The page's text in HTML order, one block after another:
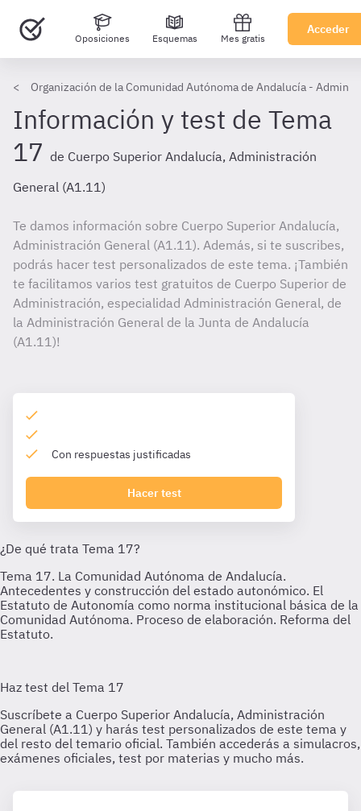
Oposiciones Esquemas Mes gratis
Acceder
Organización de la Comunidad Autónoma de Andalucía -
Información y test de Tema
17 de Cuerpo Superior Andalucía, Administración
General (A1.11)
Te damos información sobre Cuerpo Superior Andalucía,
Administración General (A1.11). Además, si te suscribes,
podrás hacer test personalizados de este tema. ¡También
te facilitamos varios test gratuitos de Cuerpo Superior de
Administración, especialidad Administración General, de
la Administración General de la Junta de Andalucía
(A1.11)!
Con respuestas justificadas
Hacer test